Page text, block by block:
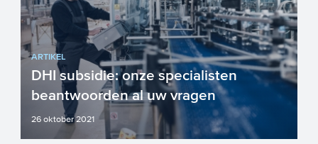
ARTIKEL
DHI subsidie: onze specialisten
beantwoorden al uw vragen
26 oktober 2021